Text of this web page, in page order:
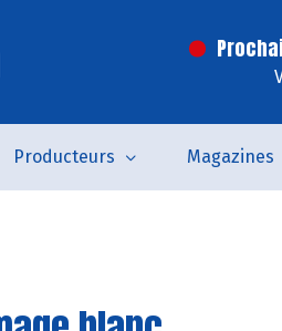
Producteurs Magazines